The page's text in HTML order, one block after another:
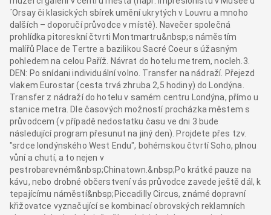
´Orsay či klasických sbírek umění ukrytých v Louvru a mnoho
dalších – doporučí průvodce v místě). Navečer společná
prohlídka pitoreskní čtvrti Montmartru&nbsp;s náměstím
malířů Place de Tertre a bazilikou Sacré Coeur s úžasným
pohledem na celou Paříž. Návrat do hotelu metrem, nocleh.3.
DEN: Po snídani individuální volno. Transfer na nádraží. Přejezd
vlakem Eurostar (cesta trvá zhruba 2,5 hodiny) do Londýna.
Transfer z nádraží do hotelu v samém centru Londýna, přímo u
stanice metra. Dle časových možností procházka městem s
průvodcem (v případě nedostatku času ve dni 3 bude
následující program přesunut na jiný den). Projdete přes tzv.
"srdce londýnského West Endu", bohémskou čtvrtí Soho, plnou
vůní a chutí, a to nejen v
pestrobarevném&nbsp;Chinatown.&nbsp;Po krátké pauze na
kávu, nebo drobné občerstvení vás průvodce zavede ještě dál, k
tepajícímu náměstí&nbsp;Piccadilly Circus, známé dopravní
křižovatce vyznačující se kombinací obrovských reklamních